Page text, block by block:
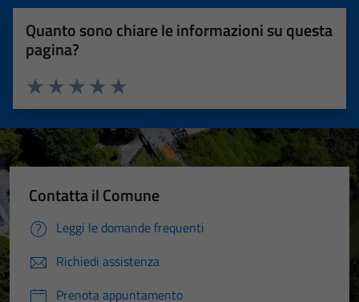
Quanto sono chiare le informazioni su questa
pagina?
Valuta 5 stelle su 5
Valuta 4 stelle su 5
Valuta 3 stelle su 5
Valuta 2 stelle su 5
Valuta 1 stelle su 5
Contatta il Comune
Leggi le domande frequenti
Richiedi assistenza
Prenota appuntamento